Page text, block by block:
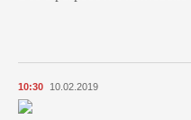
10:30 10.02.2019